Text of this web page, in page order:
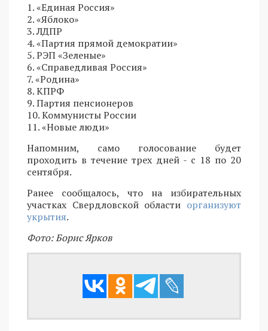
1. «Единая Россия»
2. «Яблоко»
3. ЛДПР
4. «Партия прямой демократии»
5. РЭП «Зеленые»
6. «Справедливая Россия»
7. «Родина»
8. КПРФ
9. Партия пенсионеров
10. Коммунисты России
11. «Новые люди»
Напомним, само голосование будет
проходить в течение трех дней - с 18 по 20
сентября.
Ранее сообщалось, что на избирательных
участках Свердловской области организуют
укрытия.
Фото: Борис Ярков